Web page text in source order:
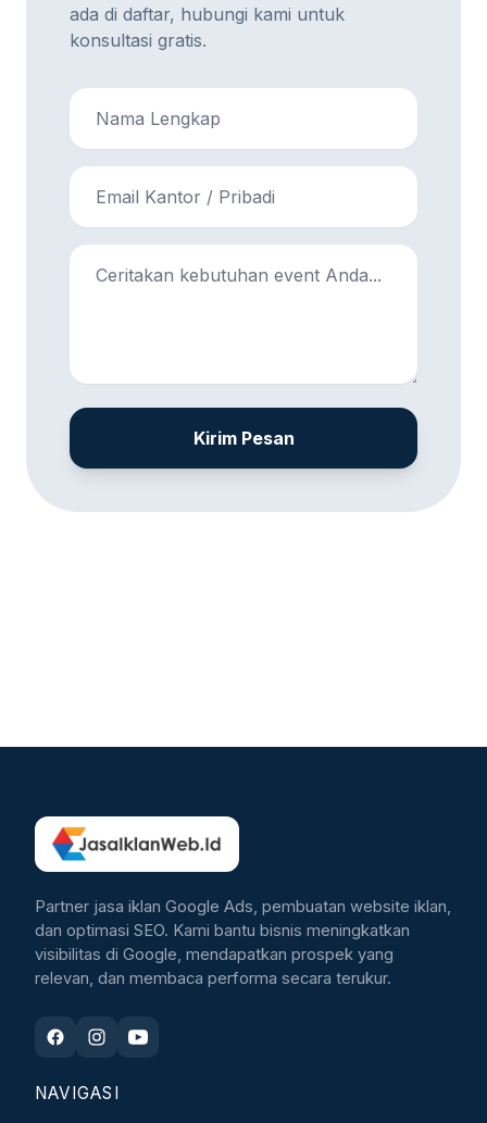
ada di daftar, hubungi kami untuk
konsultasi gratis.
Kirim Pesan
Partner jasa iklan Google Ads, pembuatan website iklan,
dan optimasi SEO. Kami bantu bisnis meningkatkan
visibilitas di Google, mendapatkan prospek yang
relevan, dan membaca performa secara terukur.
NAVIGASI